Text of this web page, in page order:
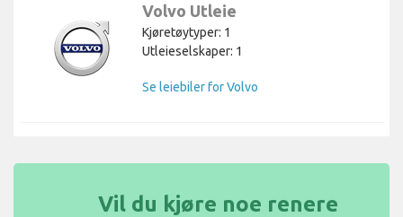
Volvo Utleie
Kjøretøytyper: 1
Utleieselskaper: 1
Se leiebiler for Volvo
Vil du kjøre noe renere